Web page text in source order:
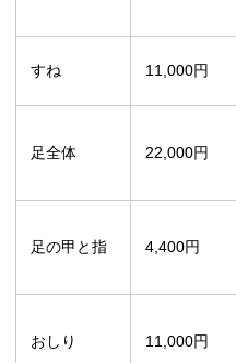
すね 11,000円
足全体 22,000円
足の甲と指 4,400円
おしり 11,000円